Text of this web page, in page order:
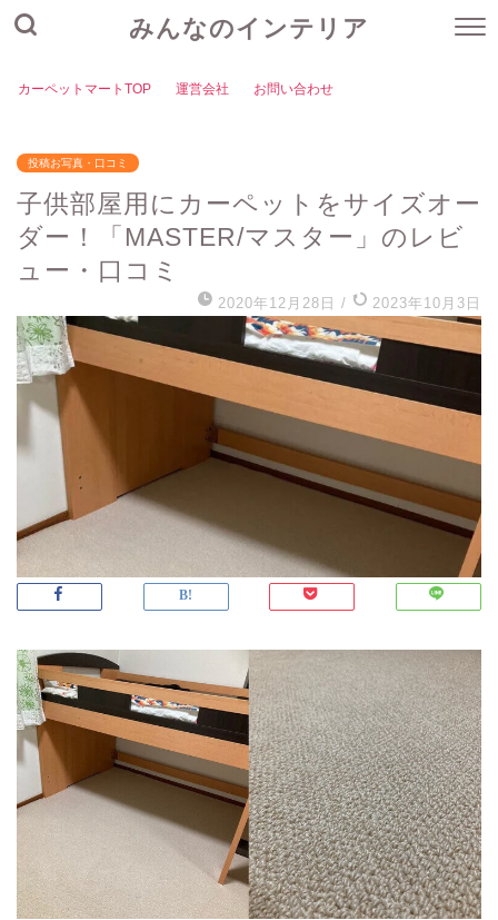
みんなのインテリア
カーペットマートTOP 運営会社 お問い合わせ
投稿お写真・口コミ
子供部屋用にカーペットをサイズオー
ダー！「MASTER/マスター」のレビ
ュー・口コミ
2020年12月28日 / 2023年10月3日